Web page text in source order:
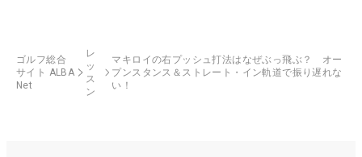
ゴルフ総合
サイト ALBA
Net
レ
ッ
ス
ン
マキロイの右プッシュ打法はなぜぶっ飛ぶ？ オー
プンスタンス＆ストレート・イン軌道で振り遅れな
い！